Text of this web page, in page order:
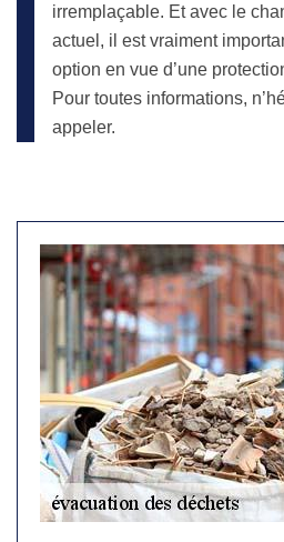
irremplaçable. Et avec le
actuel, il est vraiment
option en vue d’une
Pour toutes informations,
appeler.